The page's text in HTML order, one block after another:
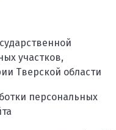
участков,
Тверской области
персональных